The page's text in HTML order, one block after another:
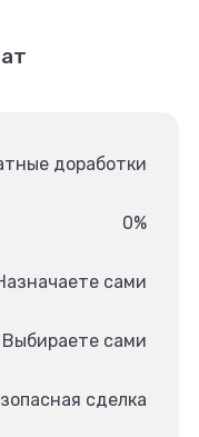
доработки
0%
сами
Выбираете сами
сделка